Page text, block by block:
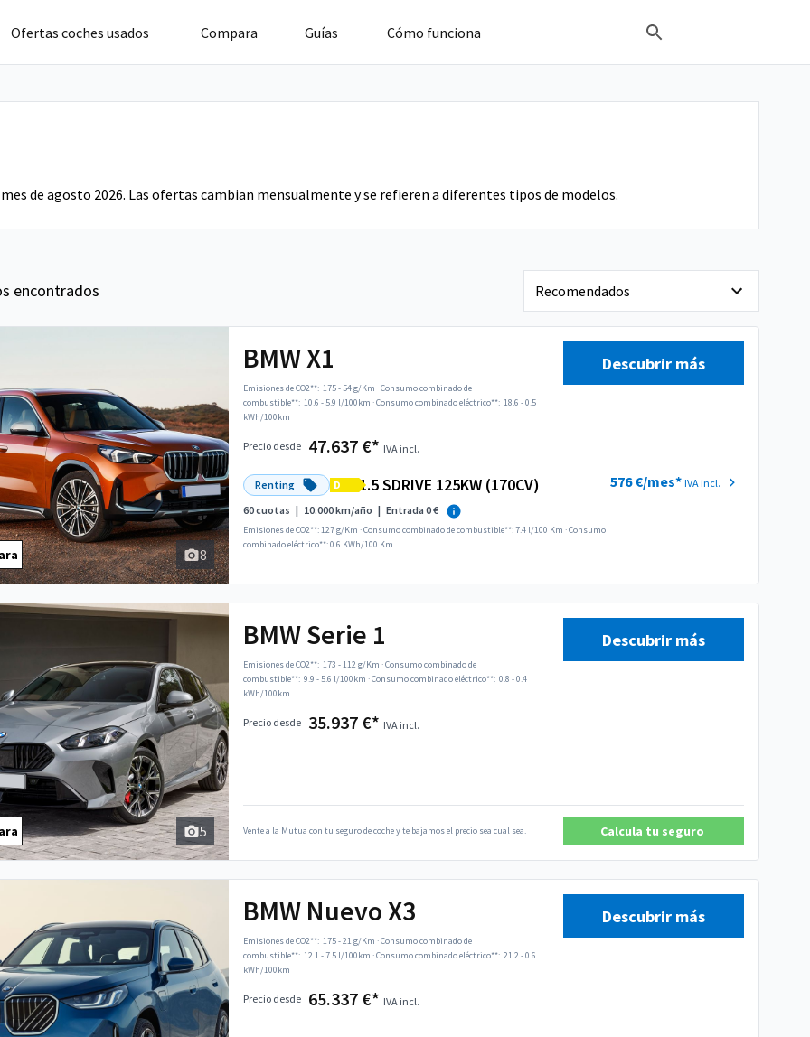
Ofertas coches usados Compara Guías Cómo funciona
de agosto 2026. Las ofertas cambian mensualmente y se refieren a diferentes tipos de modelos.
encontrados
8
BMW X1
Emisiones de CO2**: 175 - 54 g/Km ·Consumo combinado de
combustible**: 10.6 - 5.9 l/100km ·Consumo combinado eléctrico**: 18.6 - 0.5
kWh/100km
Precio desde 47.637 €* IVA incl.
Descubrir más
Renting D 1.5 SDRIVE 125KW (170CV)
60 cuotas | 10.000 km/año | Entrada 0 €
Emisiones de CO2**: 127 g/Km ·Consumo combinado de combustible**: 7.4 l/100 Km ·Consumo
combinado eléctrico**: 0.6 KWh/100 Km
576 €/mes* IVA incl.
5
BMW Serie 1
Emisiones de CO2**: 173 - 112 g/Km ·Consumo combinado de
combustible**: 9.9 - 5.6 l/100km ·Consumo combinado eléctrico**: 0.8 - 0.4
kWh/100km
Precio desde 35.937 €* IVA incl.
Descubrir más
Vente a la Mutua con tu seguro de coche y te bajamos el precio sea cual sea. Calcula tu seguro
BMW Nuevo X3
Emisiones de CO2**: 175 - 21 g/Km ·Consumo combinado de
combustible**: 12.1 - 7.5 l/100km ·Consumo combinado eléctrico**: 21.2 - 0.6
kWh/100km
Precio desde 65.337 €* IVA incl.
Descubrir más